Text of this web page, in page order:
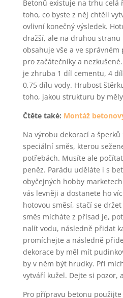
Betonů existuje na trhu celá
toho, co byste z něj chtěli
ovlivní konečný výsledek.
dražší, ale na druhou stranu
obsahuje vše a ve
pro začátečníky a
je zhruba 1 díl cementu, 4
0,75 dílu vody. Hrubost
toho, jakou strukturu by
Čtěte také: Montáž
Na výrobu dekorací a
speciální směs, kterou
potřebách. Musíte ale
peněz. Parádu uděláte i s
obyčejných hobby
vás levněji a dostanete ho
hotovou směsí, stačí se
směs mícháte z přísad je,
nalít vodu, následně přidat
promíchejte a následně
dekorace by měl mít
by v něm být hrudky. Při
vytváří kužel. Dejte si pozor,
Pro přípravu betonu